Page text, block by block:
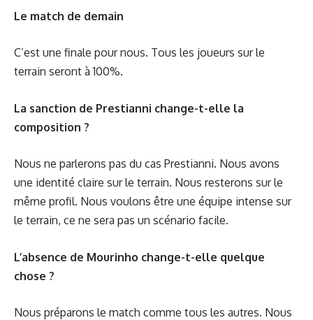
Le match de demain
C’est une finale pour nous. Tous les joueurs sur le
terrain seront à 100%.
La sanction de Prestianni change-t-elle la
composition ?
Nous ne parlerons pas du cas Prestianni. Nous avons
une identité claire sur le terrain. Nous resterons sur le
même profil. Nous voulons être une équipe intense sur
le terrain, ce ne sera pas un scénario facile.
L’absence de Mourinho change-t-elle quelque
chose ?
Nous préparons le match comme tous les autres. Nous